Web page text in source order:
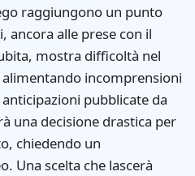
raggiungono un punto
ancora alle prese con il
mostra difficoltà nel
incomprensioni
pubblicate da
una decisione drastica per
chiedendo un
Una scelta che lascerà